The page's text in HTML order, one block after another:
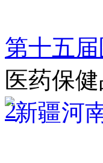
第十五
医药保
2